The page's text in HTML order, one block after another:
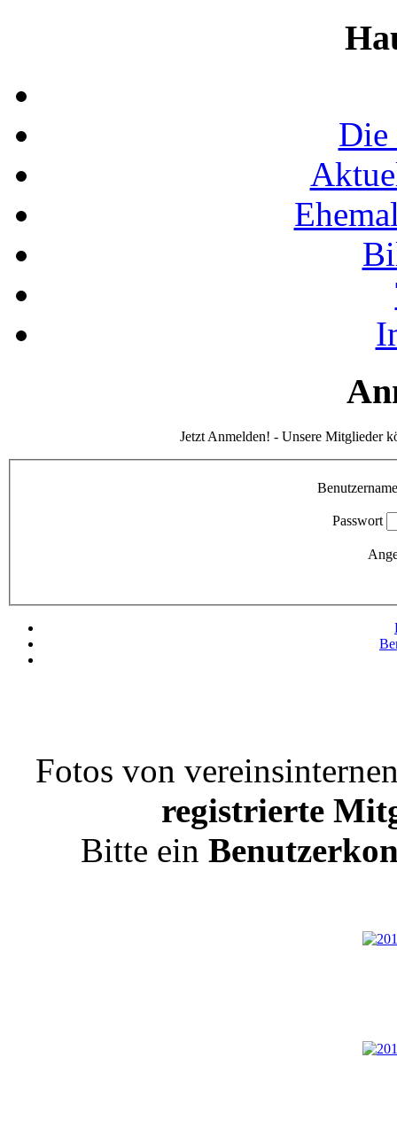
Die
Jetzt Anmelden! - Unsere Mitglieder
Benutzername
Passwort
Fotos von
registrierte
Bitte ein